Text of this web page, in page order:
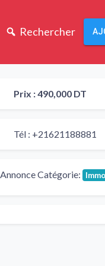
Rechercher
Prix :490,000 DT
Tél : +21621188881
Annonce Catégorie: